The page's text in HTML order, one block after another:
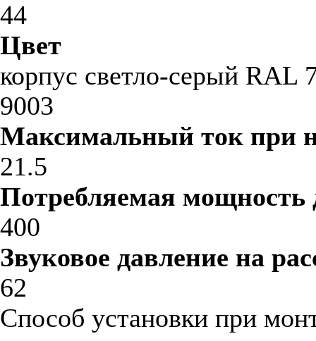
44
Цвет
корпус светло-серый RAL
9003
Максимальный ток при
21.5
Потребляемая мощность
400
Звуковое давление на
62
Способ установки при